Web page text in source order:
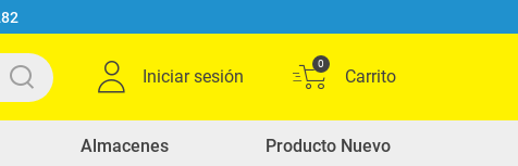
Iniciar sesión
0
Almacenes Producto Nuevo